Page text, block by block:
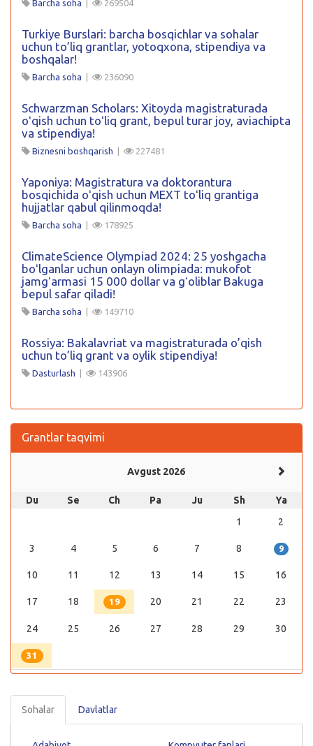
Barcha soha | 269504
Turkiye Burslari: barcha bosqichlar va sohalar
uchun to’liq grantlar, yotoqxona, stipendiya va
boshqalar!
Barcha soha | 236090
Schwarzman Scholars: Xitoyda magistraturada
oʻqish uchun toʻliq grant, bepul turar joy, aviachipta
va stipendiya!
Biznesni boshqarish | 227481
Yaponiya: Magistratura va doktorantura
bosqichida oʻqish uchun MEXT toʻliq grantiga
hujjatlar qabul qilinmoqda!
Barcha soha | 178925
ClimateScience Olympiad 2024: 25 yoshgacha
boʻlganlar uchun onlayn olimpiada: mukofot
jamgʻarmasi 15 000 dollar va gʻoliblar Bakuga
bepul safar qiladi!
Barcha soha | 149710
Rossiya: Bakalavriat va magistraturada o’qish
uchun to’liq grant va oylik stipendiya!
Dasturlash | 143906
Grantlar taqvimi
Avgust 2026
Du Se Ch Pa Ju Sh
Ya
1
2
3 4 5 6 7 8 9
10 11 12 13 14 15 16
17 18 19 20 21 22 23
24 25 26 27 28 29 30
31
Sohalar Davlatlar